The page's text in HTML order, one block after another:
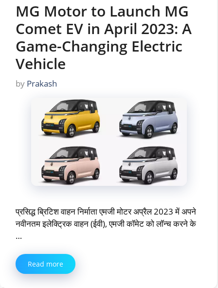
MG Motor to Launch MG
Comet EV in April 2023: A
Game-Changing Electric
Vehicle
by Prakash
प्रसिद्ध ब्रिटिश वाहन निर्माता एमजी मोटर अप्रैल 2023 में अपने
नवीनतम इलेक्ट्रिक वाहन (ईवी), एमजी कॉमेट को लॉन्च करने के
…
Read more